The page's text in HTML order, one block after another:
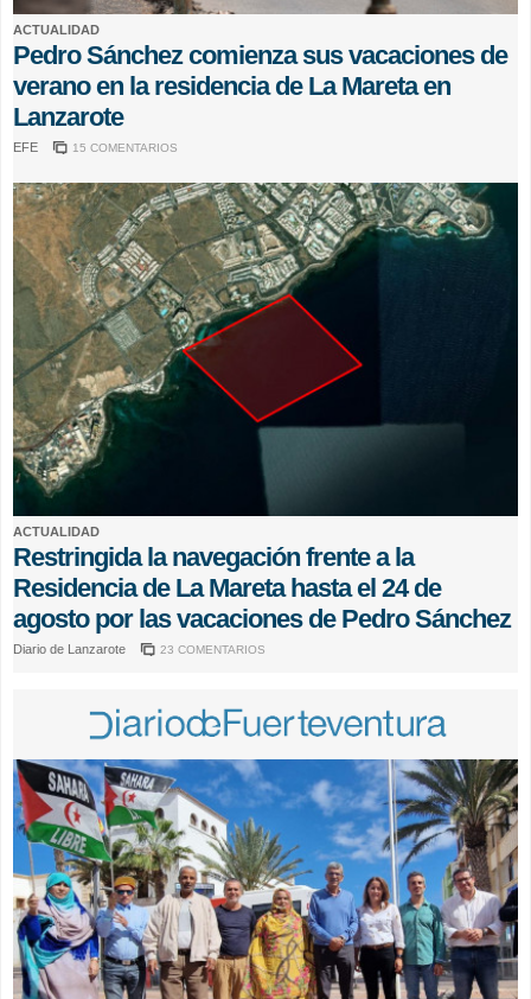
ACTUALIDAD
Pedro Sánchez comienza sus vacaciones de
verano en la residencia de La Mareta en
Lanzarote
EFE 15 COMENTARIOS
ACTUALIDAD
Restringida la navegación frente a la
Residencia de La Mareta hasta el 24 de
agosto por las vacaciones de Pedro Sánchez
Diario de Lanzarote 23 COMENTARIOS